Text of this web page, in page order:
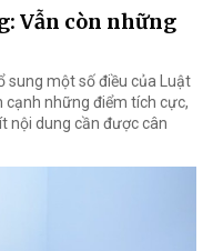
Vẫn còn những
sung một số điều của Luật
cạnh những điểm tích cực,
nội dung cần được cân